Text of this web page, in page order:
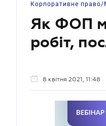
Корпоративне право/
Як ФОП
робіт,
8 квітня 2021, 11:48